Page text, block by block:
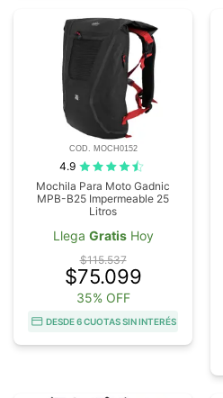
COD. MOCH0152
4.9
Mochila Para Moto Gadnic
MPB-B25 Impermeable 25
Litros
Llega GratisHoy
$115.537
$75.099
35% OFF
DESDE 6 CUOTAS SIN INTERÉS